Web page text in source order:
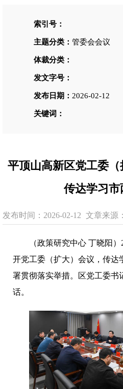
索引号：
主题分类： 管委会会议
体裁分类：
发文字号：
发布日期： 2026-02-12
关键词：
平顶山高新区党工委
传达学习
发布时间：2026-02-12 文章来源：
（政策研究中心 丁晓阳）
开党工委（扩大）会议，传达
署贯彻落实举措。区党工委书
话。